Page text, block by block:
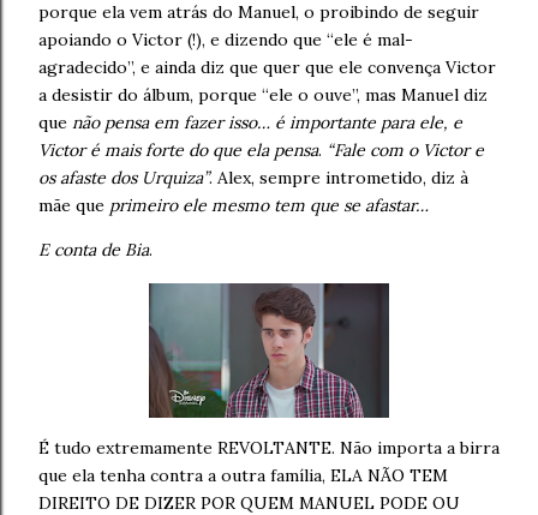
porque ela vem atrás do Manuel, o proibindo de seguir
apoiando o Victor (!), e dizendo que “ele é mal-
agradecido”, e ainda diz que quer que ele convença Victor
a desistir do álbum, porque “ele o ouve”, mas Manuel diz
que não pensa em fazer isso… é importante para ele, e
Victor é mais forte do que ela pensa. “Fale com o Victor e
os afaste dos Urquiza”. Alex, sempre intrometido, diz à
mãe que primeiro ele mesmo tem que se afastar…
E conta de Bia.
É tudo extremamente REVOLTANTE. Não importa a birra
que ela tenha contra a outra família, ELA NÃO TEM
DIREITO DE DIZER POR QUEM MANUEL PODE OU